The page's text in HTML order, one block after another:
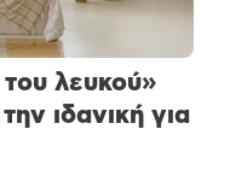
λευκού»
ιδανική για